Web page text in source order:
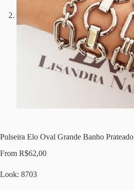
Pulseira Elo Oval Grande Banho Prateado
From R$62,00
Look: 8703